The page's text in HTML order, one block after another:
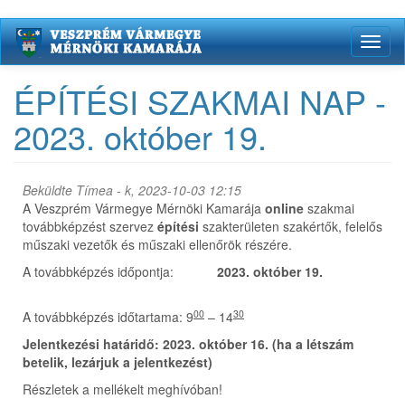
Ugrás
a
tartalomra
ÉPÍTÉSI SZAKMAI NAP -
2023. október 19.
Beküldte Tímea - k, 2023-10-03 12:15
A Veszprém Vármegye Mérnöki Kamarája online szakmai
továbbképzést szervez építési szakterületen szakértők, felelős
műszaki vezetők és műszaki ellenőrök részére.
A továbbképzés időpontja: 2023. október 19.
A továbbképzés időtartama: 900 – 1430
Jelentkezési határidő: 2023. október 16. (ha a létszám
betelik, lezárjuk a jelentkezést)
Részletek a mellékelt meghívóban!